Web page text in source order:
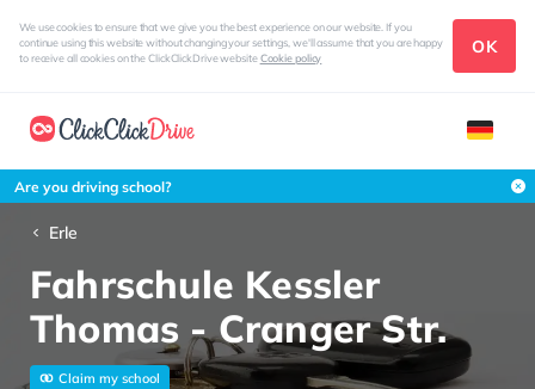
We use cookies to ensure that we give you the best experience on our website. If you
continue using this website without changing your settings, we'll assume that you are happy
to receive all cookies on the ClickClickDrive websiteCookie policy
OK
Are you driving school?
Erle
Fahrschule Kessler
Thomas - Cranger Str.
Claim my school